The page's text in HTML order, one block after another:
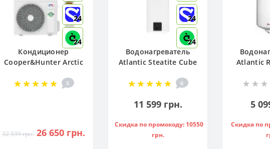
24
24
Кондиционер
Cooper&Hunter Arctic
NG (WI-FI)
5
32 599 грн. 26 650 грн.
24
24
Водонагреватель
Atlantic Steatite Cube
841286
6
11 599 грн.
Скидка по промокоду: 10550
грн.
Atlantic
5
Скидка по